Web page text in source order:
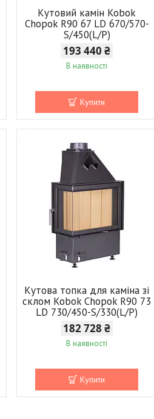
Кутовий камін Kobok
Chopok R90 67 LD 670/570-
S/450(L/P)
193 440 ₴
В наявності
Купити
Кутова топка для каміна зі
склом Kobok Chopok R90 73
LD 730/450-S/330(L/P)
182 728 ₴
В наявності
Купити